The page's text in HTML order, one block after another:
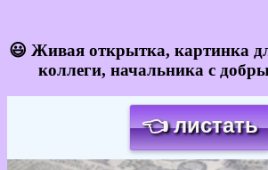
😃 Живая открытка, картинка
коллеги, начальника с
👈 листать